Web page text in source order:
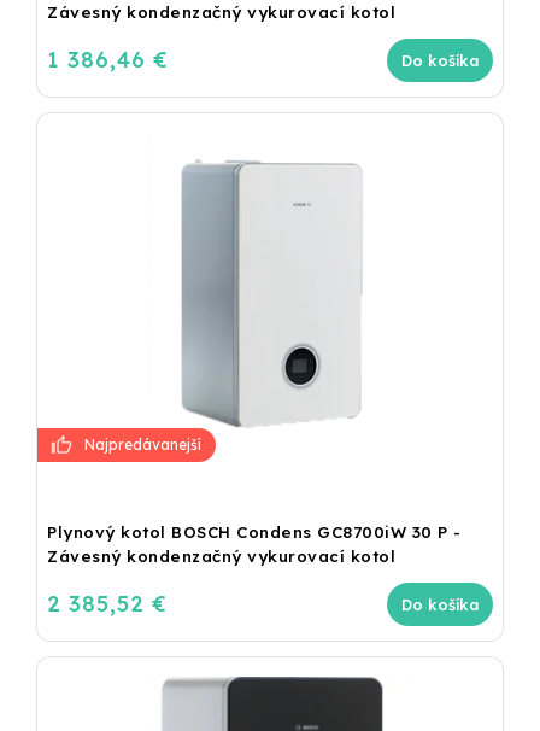
Závesný kondenzačný vykurovací kotol
1 386,46 € Do košíka
Plynový kotol BOSCH Condens GC8700iW 30 P -
Závesný kondenzačný vykurovací kotol
2 385,52 € Do košíka